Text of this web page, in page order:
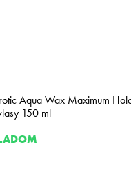
Aqua Wax Maximum
150 ml